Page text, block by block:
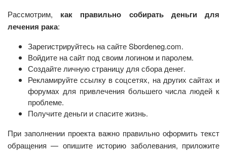
Рассмотрим, как правильно собирать деньги для
лечения рака:
Зарегистрируйтесь на сайте Sbordeneg.com.
Войдите на сайт под своим логином и паролем.
Создайте личную страницу для сбора денег.
Рекламируйте ссылку в соцсетях, на других сайтах и
форумах для привлечения большего числа людей к
проблеме.
Получите деньги и спасите жизнь.
При заполнении проекта важно правильно оформить текст
обращения — опишите историю заболевания, приложите